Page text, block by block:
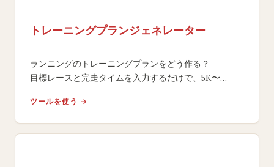
トレーニングプランジェネレーター
ランニングのトレーニングプランをどう作る？
目標レースと完走タイムを入力するだけで、5K〜
走行距離管理付きで自動生成。
ツールを使う →